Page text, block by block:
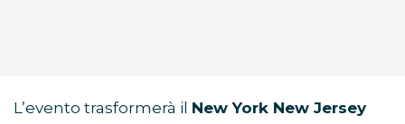
L’evento trasformerà il New York New Jersey